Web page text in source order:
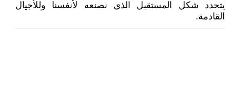
يتحدد شكل المستقبل الذي نصنعه لأنفسنا وللأجيال
القادمة.